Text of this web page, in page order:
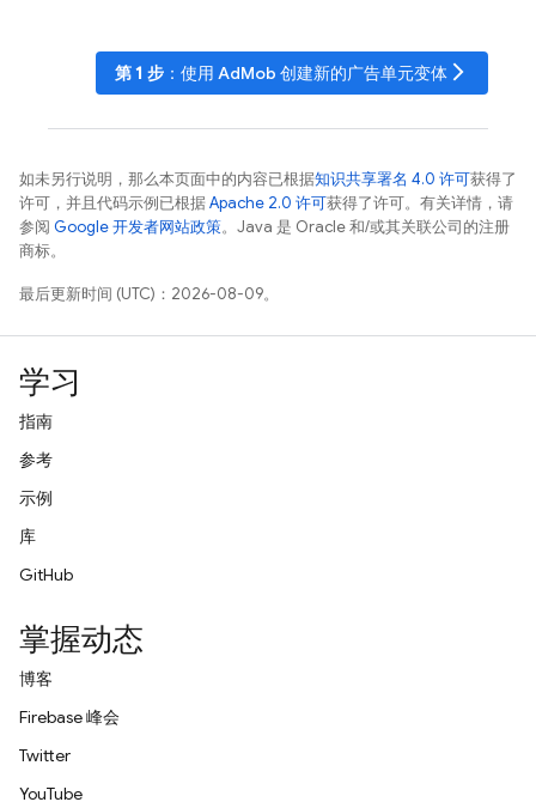
第 1 步 ：使用 AdMob 创建新的广告单元变体 arrow_forward_ios
如未另行说明，那么本页面中的内容已根据知识共享署名 4.0 许可获得了
许可，并且代码示例已根据Apache 2.0 许可获得了许可。有关详情，请
参阅 Google 开发者网站政策。Java 是 Oracle 和/或其关联公司的注册
商标。
最后更新时间 (UTC)：2026-08-09。
学习
指南
参考
示例
库
GitHub
掌握动态
博客
Firebase 峰会
Twitter
YouTube